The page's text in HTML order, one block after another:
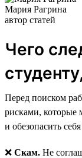
Мария Рагрина
автор статей
Чего
Перед поиском
рисками, которые
и обезопасить
❌ Скам. Не